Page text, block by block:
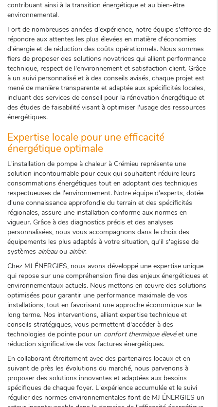
contribuant ainsi à la transition énergétique et au bien-être
environnemental.
Fort de nombreuses années d'expérience, notre équipe s'efforce de
répondre aux attentes les plus élevées en matière d'économies
d'énergie et de réduction des coûts opérationnels. Nous sommes
fiers de proposer des solutions novatrices qui allient performance
technique, respect de l'environnement et satisfaction client. Grâce
à un suivi personnalisé et à des conseils avisés, chaque projet est
mené de manière transparente et adaptée aux spécificités locales,
incluant des services de conseil pour la rénovation énergétique et
des études de faisabilité visant à optimiser l'usage des ressources
énergétiques.
Expertise locale pour une efficacité
énergétique optimale
L'installation de pompe à chaleur à Crémieu représente une
solution incontournable pour ceux qui souhaitent réduire leurs
consommations énergétiques tout en adoptant des techniques
respectueuses de l'environnement. Notre équipe d'experts, dotée
d'une connaissance approfondie du terrain et des spécificités
régionales, assure une installation conforme aux normes en
vigueur. Grâce à des diagnostics précis et des analyses
personnalisées, nous vous accompagnons dans le choix des
équipements les plus adaptés à votre situation, qu'il s'agisse de
systèmes air/eauou air/air.
Chez MJ ÉNERGIES, nous avons développé une expertise unique
qui repose sur une compréhension fine des enjeux énergétiques et
environnementaux actuels. Nous mettons en œuvre des solutions
optimisées pour garantir une performance maximale de vos
installations, tout en favorisant une approche économique sur le
long terme. Nos interventions, alliant expertise technique et
conseils stratégiques, vous permettent d'accéder à des
technologies de pointe pour un confort thermique élevéet une
réduction significative de vos factures énergétiques.
En collaborant étroitement avec des partenaires locaux et en
suivant de près les évolutions du marché, nous parvenons à
proposer des solutions innovantes et adaptées aux besoins
spécifiques de chaque foyer. L'expérience accumulée et le suivi
régulier des normes environnementales font de MJ ÉNERGIES un